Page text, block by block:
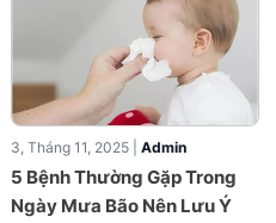
3, Tháng 11, 2025 | Admin
5 Bệnh Thường Gặp Trong
Ngày Mưa Bão Nên Lưu Ý